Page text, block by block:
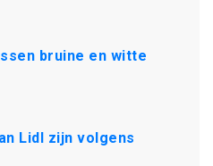
bruine en witte
Lidl zijn volgens